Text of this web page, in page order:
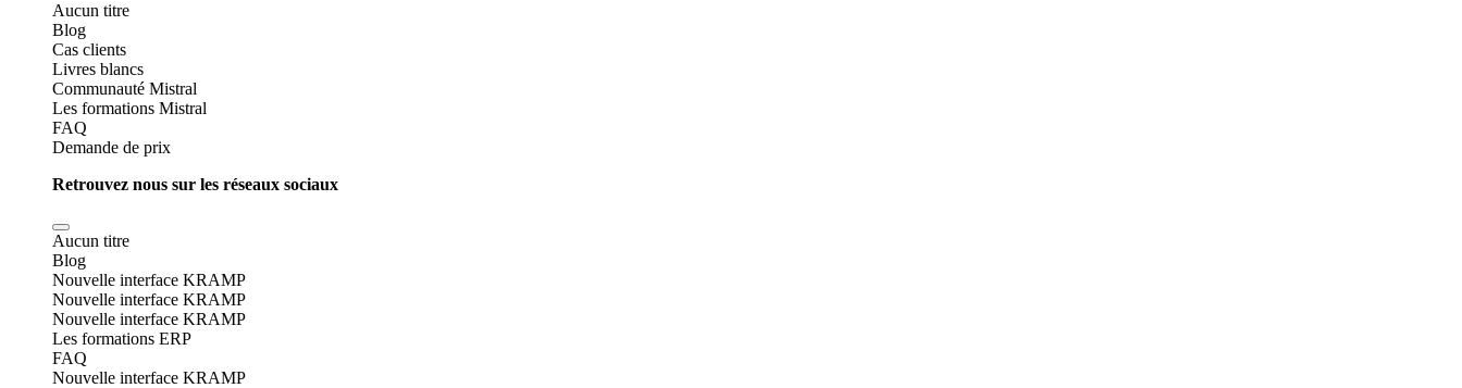
Aucun titre
Blog
Cas clients
Livres blancs
Communauté Mistral
Les formations Mistral
FAQ
Demande de prix
Retrouvez nous sur les réseaux sociaux
Aucun titre
Blog
Nouvelle interface KRAMP
Nouvelle interface KRAMP
Nouvelle interface KRAMP
Les formations ERP
FAQ
Nouvelle interface KRAMP